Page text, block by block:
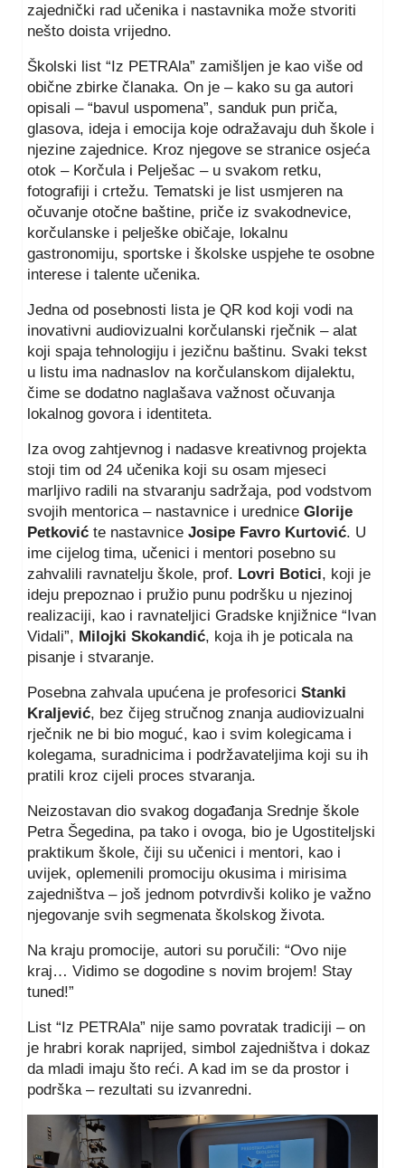
zajednički rad učenika i nastavnika može stvoriti
nešto doista vrijedno.
Školski list “Iz PETRAla” zamišljen je kao više od
obične zbirke članaka. On je – kako su ga autori
opisali – “bavul uspomena”, sanduk pun priča,
glasova, ideja i emocija koje odražavaju duh škole i
njezine zajednice. Kroz njegove se stranice osjeća
otok – Korčula i Pelješac – u svakom retku,
fotografiji i crtežu. Tematski je list usmjeren na
očuvanje otočne baštine, priče iz svakodnevice,
korčulanske i pelješke običaje, lokalnu
gastronomiju, sportske i školske uspjehe te osobne
interese i talente učenika.
Jedna od posebnosti lista je QR kod koji vodi na
inovativni audiovizualni korčulanski rječnik – alat
koji spaja tehnologiju i jezičnu baštinu. Svaki tekst
u listu ima nadnaslov na korčulanskom dijalektu,
čime se dodatno naglašava važnost očuvanja
lokalnog govora i identiteta.
Iza ovog zahtjevnog i nadasve kreativnog projekta
stoji tim od 24 učenika koji su osam mjeseci
marljivo radili na stvaranju sadržaja, pod vodstvom
svojih mentorica – nastavnice i urednice Glorije
Petković te nastavnice Josipe Favro Kurtović. U
ime cijelog tima, učenici i mentori posebno su
zahvalili ravnatelju škole, prof. Lovri Botici, koji je
ideju prepoznao i pružio punu podršku u njezinoj
realizaciji, kao i ravnateljici Gradske knjižnice “Ivan
Vidali”, Milojki Skokandić, koja ih je poticala na
pisanje i stvaranje.
Posebna zahvala upućena je profesorici Stanki
Kraljević, bez čijeg stručnog znanja audiovizualni
rječnik ne bi bio moguć, kao i svim kolegicama i
kolegama, suradnicima i podržavateljima koji su ih
pratili kroz cijeli proces stvaranja.
Neizostavan dio svakog događanja Srednje škole
Petra Šegedina, pa tako i ovoga, bio je Ugostiteljski
praktikum škole, čiji su učenici i mentori, kao i
uvijek, oplemenili promociju okusima i mirisima
zajedništva – još jednom potvrdivši koliko je važno
njegovanje svih segmenata školskog života.
Na kraju promocije, autori su poručili: “Ovo nije
kraj… Vidimo se dogodine s novim brojem! Stay
tuned!”
List “Iz PETRAla” nije samo povratak tradiciji – on
je hrabri korak naprijed, simbol zajedništva i dokaz
da mladi imaju što reći. A kad im se da prostor i
podrška – rezultati su izvanredni.